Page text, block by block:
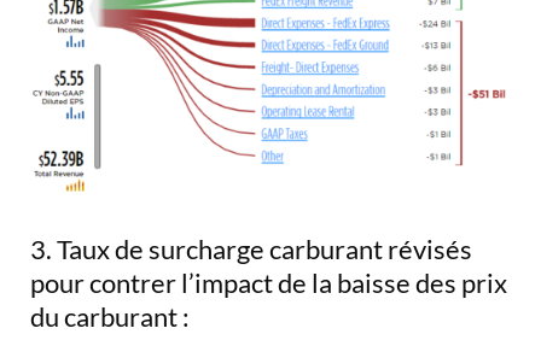
3. Taux de surcharge carburant révisés
pour contrer l’impact de la baisse des prix
du carburant :